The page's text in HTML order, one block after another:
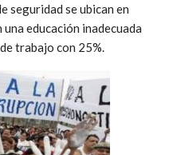
seguridad se ubican en
educación inadecuada
trabajo con 25%.